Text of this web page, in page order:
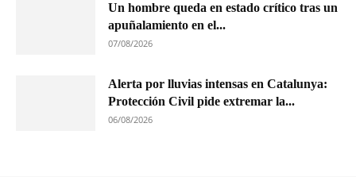
Un hombre queda en estado crítico tras un
apuñalamiento en el...
07/08/2026
Alerta por lluvias intensas en Catalunya:
Protección Civil pide extremar la...
06/08/2026